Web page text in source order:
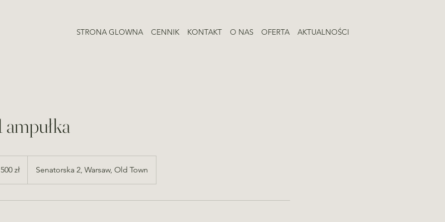
STRONA GLOWNA CENNIK KONTAKT O NAS OFERTA AKTUALNOŚCI
ampułka
zł Senatorska 2, Warsaw, Old Town